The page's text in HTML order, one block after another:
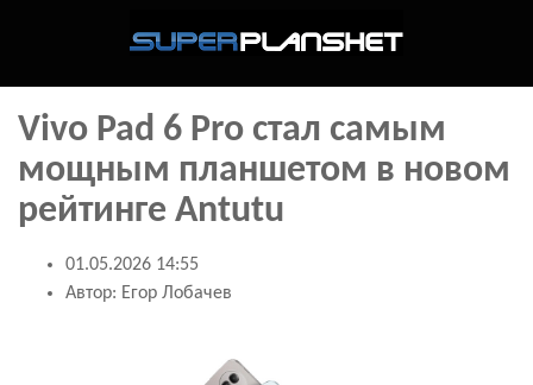
Vivo Pad 6 Pro стал самым
мощным планшетом в новом
рейтинге Antutu
01.05.2026 14:55
Автор: Егор Лобачев